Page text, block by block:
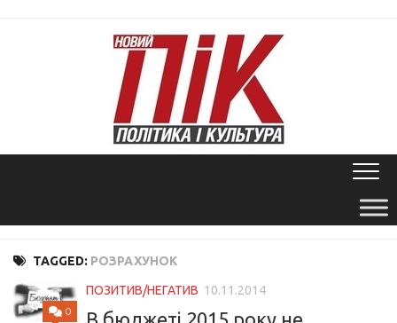
TAGGED: РОЗРАХУНОК
0
ПОЗИТИВ/НЕГАТИВ 10.11.2014